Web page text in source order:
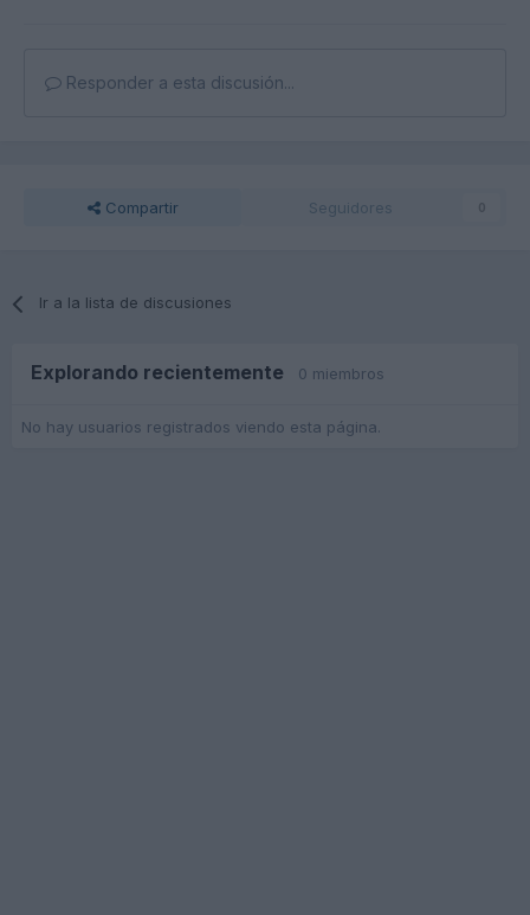
Responder a esta discusión...
Compartir Seguidores 0
Ir a la lista de discusiones
Explorando recientemente 0 miembros
No hay usuarios registrados viendo esta página.